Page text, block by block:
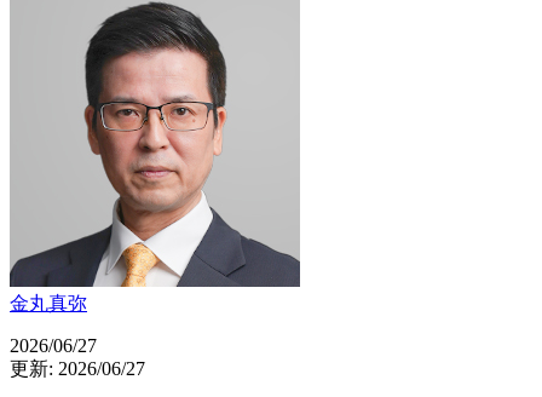
金丸真弥
2026/06/27
更新: 2026/06/27